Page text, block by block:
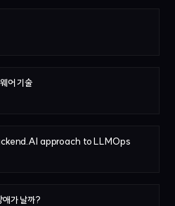
어 기술
approach to LLMOps
가 날까?